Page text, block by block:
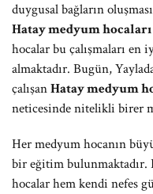
duygusal bağların
Hatay medyum hocaları
hocalar bu çalışmaları en
almaktadır. Bugün,
çalışanHatay medyum
neticesinde nitelikli birer
Her medyum hocanın
bir eğitim bulunmaktadır.
hocalar hem kendi nefes